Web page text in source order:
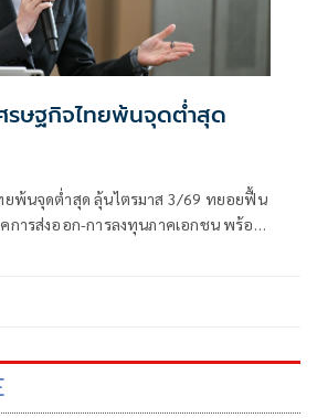
ศรษฐกิจไทยพ้นจุดต่ำสุด
ยพ้นจุดต่ำสุด ลุ้นไตรมาส 3/69 ทยอยฟื้น
การส่งออก-การลงทุนภาคเอกชน พร้อม